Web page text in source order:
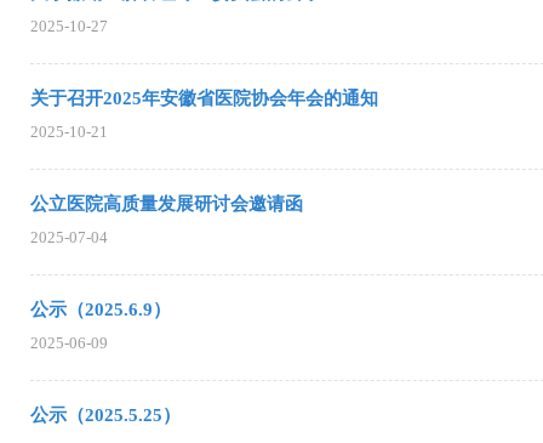
2025-10-27
关于召开2025年安徽省医院协会年会的通知
2025-10-21
公立医院高质量发展研讨会邀请函
2025-07-04
公示（2025.6.9）
2025-06-09
公示（2025.5.25）